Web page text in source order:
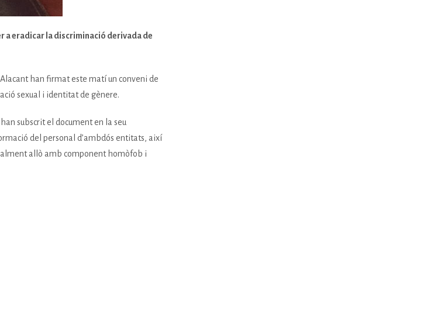
a eradicar la discriminació derivada de
Alacant han firmat este matí un conveni de
sexual i identitat de gènere.
subscrit el document en la seu
del personal d’ambdós entitats, així
allò amb component homòfob i